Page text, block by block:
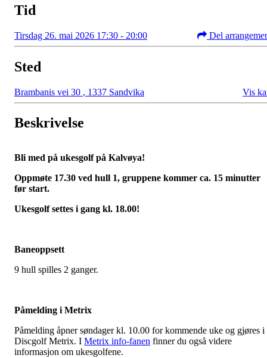
Tid
Tirsdag 26. mai 2026 17:30 - 20:00 Del
Sted
Brambanis vei 30 , 1337 Sandvika Vis
Beskrivelse
Bli med på ukesgolf på Kalvøya!
Oppmøte 17.30 ved hull 1, gruppene kommer ca. 15 minutter
før start.
Ukesgolf settes i gang kl. 18.00!
Baneoppsett
9 hull spilles 2 ganger.
Påmelding i Metrix
Påmelding åpner søndager kl. 10.00 for kommende uke og gjøres i
Discgolf Metrix. I Metrix info-fanen finner du også videre
informasjon om ukesgolfene.